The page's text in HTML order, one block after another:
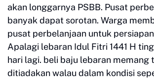
akan longgarnya PSBB. Pusat
banyak dapat sorotan. Warga
pusat perbelanjaan untuk
Apalagi lebaran Idul Fitri 1441 H
hari lagi. beli baju lebaran memang
ditiadakan walau dalam kondisi